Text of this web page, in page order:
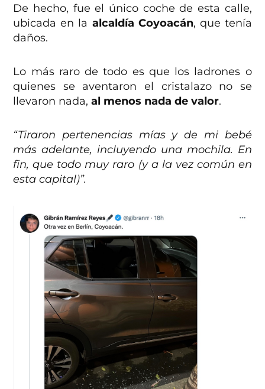
De hecho, fue el único coche de esta calle,
ubicada en la alcaldía Coyoacán, que tenía
daños.
Lo más raro de todo es que los ladrones o
quienes se aventaron el cristalazo no se
llevaron nada,al menos nada de valor.
“Tiraron pertenencias mías y de mi bebé
más adelante, incluyendo una mochila. En
fin, que todo muy raro (y a la vez común en
esta capital)”.